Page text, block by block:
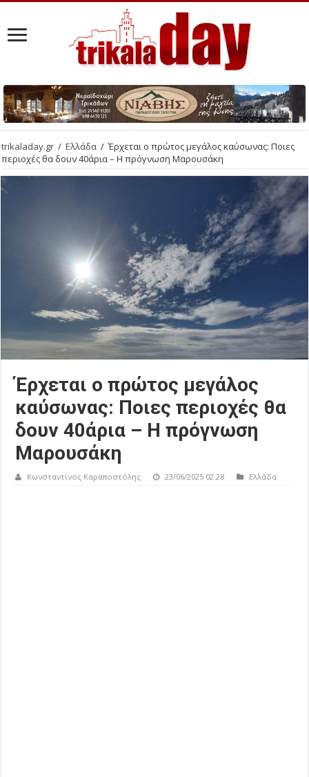
trikaladay.gr / Ελλάδα / Έρχεται ο πρώτος μεγάλος καύσωνας: Ποιες
περιοχές θα δουν 40άρια – Η πρόγνωση Μαρουσάκη
Έρχεται ο πρώτος μεγάλος
καύσωνας: Ποιες περιοχές θα
δουν 40άρια – Η πρόγνωση
Μαρουσάκη
Κωνσταντίνος Καραποστόλης 23/06/2025 02:28 Ελλάδα